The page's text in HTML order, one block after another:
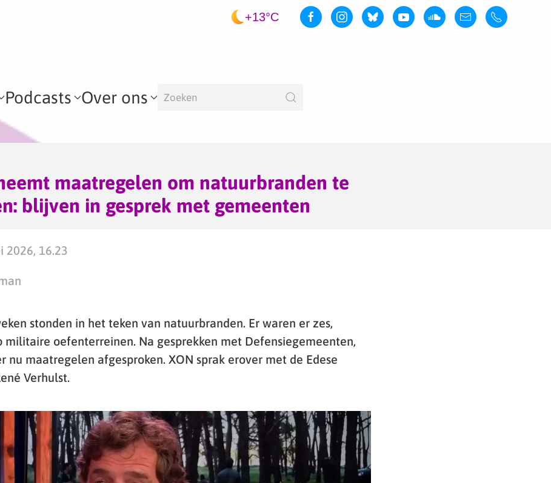
+13°C
Podcasts Over ons
maatregelen om natuurbranden te
blijven in gesprek met gemeenten
2026, 16.23
stonden in het teken van natuurbranden. Er waren er zes,
militaire oefenterreinen. Na gesprekken met Defensiegemeenten,
nu maatregelen afgesproken. XON sprak erover met de Edese
Verhulst.